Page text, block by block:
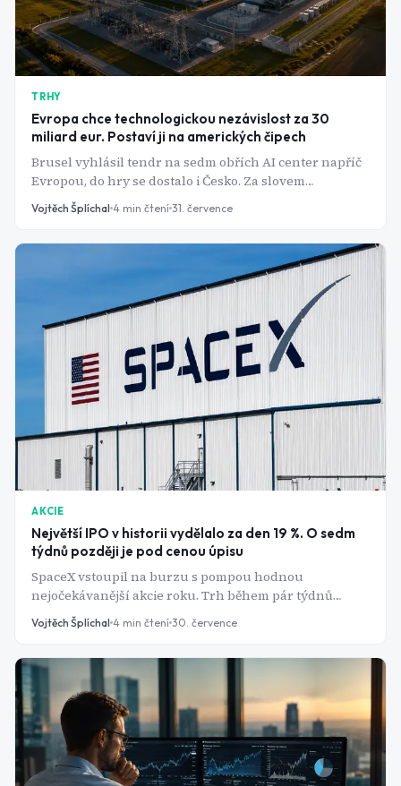
TRHY
Evropa chce technologickou nezávislost za 30
miliard eur. Postaví ji na amerických čipech
Brusel vyhlásil tendr na sedm obřích AI center napříč
Evropou, do hry se dostalo i Česko. Za slovem
"suverenita" se ale skrývá jedna nepříjemná pravda.
Vojtěch Šplíchal 4 min čtení 31. července
AKCIE
Největší IPO v historii vydělalo za den 19 %. O sedm
týdnů později je pod cenou úpisu
SpaceX vstoupil na burzu s pompou hodnou
nejočekávanější akcie roku. Trh během pár týdnů
ukázal, proč je nadšení kolem prvního dne
obchodování často špatný rádce.
Vojtěch Šplíchal 4 min čtení 30. července